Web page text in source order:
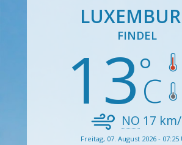
FINDEL
13
NO 17
Freitag, 07. August 2026 - 07:25